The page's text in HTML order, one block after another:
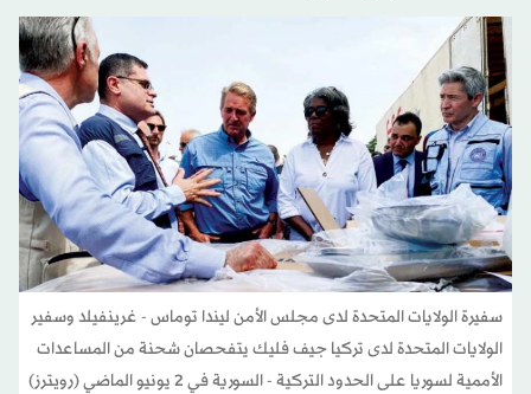
سفيرة الولايات المتحدة لدى مجلس الأمن ليندا توماس - غرينفيلد وسفير
الولايات المتحدة لدى تركيا جيف فليك يتفحصان شحنة من المساعدات
الأممية لسوريا على الحدود التركية - السورية في 2 يونيو الماضي (رويترز)